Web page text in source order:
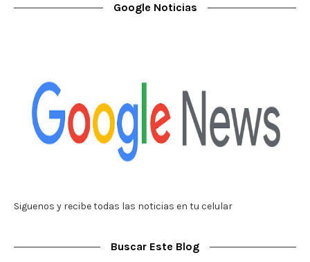
Google Noticias
Siguenos y recibe todas las noticias en tu celular
Buscar Este Blog